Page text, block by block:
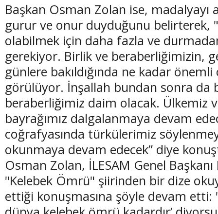
Başkan Osman Zolan ise, madalyayı
gurur ve onur duyduğunu belirterek,
olabilmek için daha fazla ve
gerekiyor. Birlik ve beraberliğimizin,
günlere bakıldığında ne kadar
görülüyor. İnşallah bundan sonra da
beraberliğimiz daim olacak. Ülkemiz
bayrağımız dalgalanmaya devam
coğrafyasında türkülerimiz
okunmaya devam edecek” diye
Osman Zolan, İLESAM Genel Başkanı
"Kelebek Ömrü" şiirinden bir dize
ettiği konuşmasına şöyle devam